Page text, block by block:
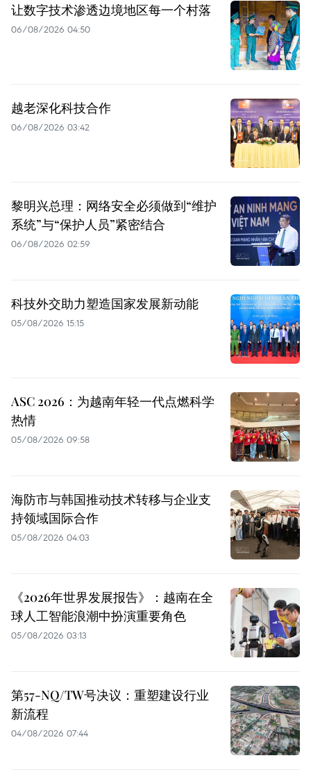
让数字技术渗透边境地区每一个村落
06/08/2026 04:50
越老深化科技合作
06/08/2026 03:42
黎明兴总理：网络安全必须做到“维护
系统”与“保护人员”紧密结合
06/08/2026 02:59
科技外交助力塑造国家发展新动能
05/08/2026 15:15
ASC 2026：为越南年轻一代点燃科学
热情
05/08/2026 09:58
海防市与韩国推动技术转移与企业支
持领域国际合作
05/08/2026 04:03
《2026年世界发展报告》：越南在全
球人工智能浪潮中扮演重要角色
05/08/2026 03:13
第57-NQ/TW号决议：重塑建设行业
新流程
04/08/2026 07:44